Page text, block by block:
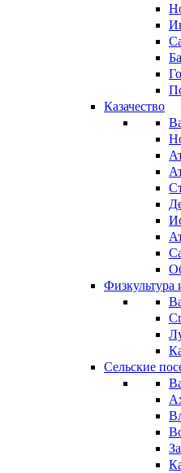
Казачество
Физкультура
Сельские